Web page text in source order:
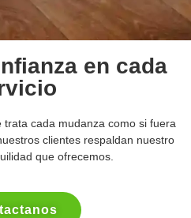
en cada
cada mudanza como si fuera
clientes respaldan nuestro
que ofrecemos.